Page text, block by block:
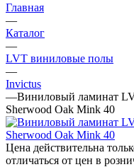
Главная
—
Каталог
—
LVT виниловые полы
—
Invictus
—Виниловый ламинат
Sherwood Oak Mink 40
Цена действительна
отличаться от цен в